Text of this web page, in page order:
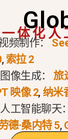
Gemini
Nano
细节逼真，
雅的文本。.
为信息图表
一体化人
频制作：
,索拉 2
像生成： 旅
映像 2,纳米
工智能聊天：
德·桑内特 5,